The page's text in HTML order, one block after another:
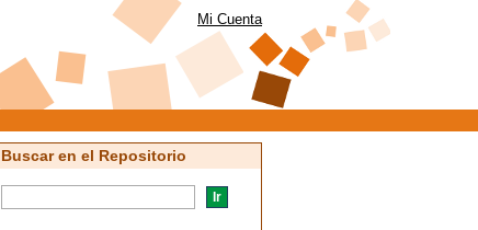
Mi Cuenta
Buscar en el Repositorio